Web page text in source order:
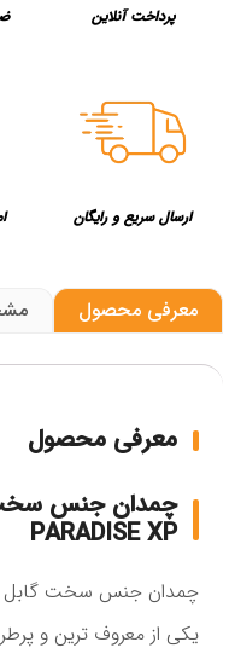
پرداخت آنلاین
ارسال سریع و رایگان
معرفی محصول
معرفی محصول
چمدان جنس سخت
PARADISE XP
چمدان جنس سخت گابل
یکی از معروف ترین و